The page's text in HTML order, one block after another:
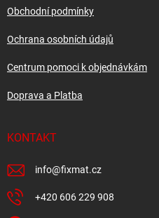
Obchodní podmínky
Ochrana osobních údajů
Centrum pomoci k objednávkám
Doprava a Platba
KONTAKT
info@fixmat.cz
+420 606 229 908